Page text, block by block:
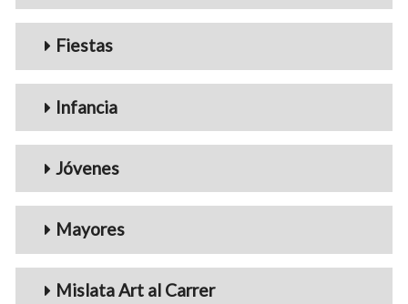
Fiestas
Infancia
Jóvenes
Mayores
Mislata Art al Carrer